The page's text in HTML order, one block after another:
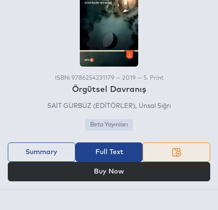
ISBN: 9786254231179 — 2019 — 5. Print
Örgütsel Davranış
SAİT GÜRBÜZ (EDİTÖRLER) Ünsal Sığrı
Beta Yayınları
Summary Full Text
Buy Now